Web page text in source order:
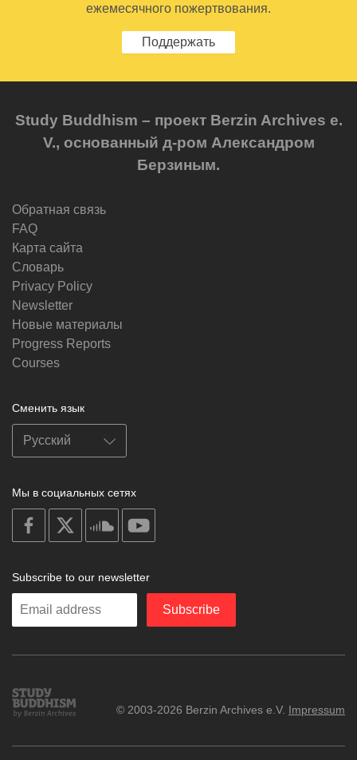
ежемесячного пожертвования.
Поддержать
Study Buddhism – проект Berzin Archives e.
V., основанный д-ром Александром
Берзиным.
Обратная связь
FAQ
Карта сайта
Словарь
Privacy Policy
Newsletter
Новые материалы
Progress Reports
Courses
Сменить язык
Мы в социальных сетях
on
facebook
soundcloud
Subscribe to our newsletter
Enter
Subscribe
Study
Buddhism
© 2003-2026 Berzin Archives e.V. Impressum